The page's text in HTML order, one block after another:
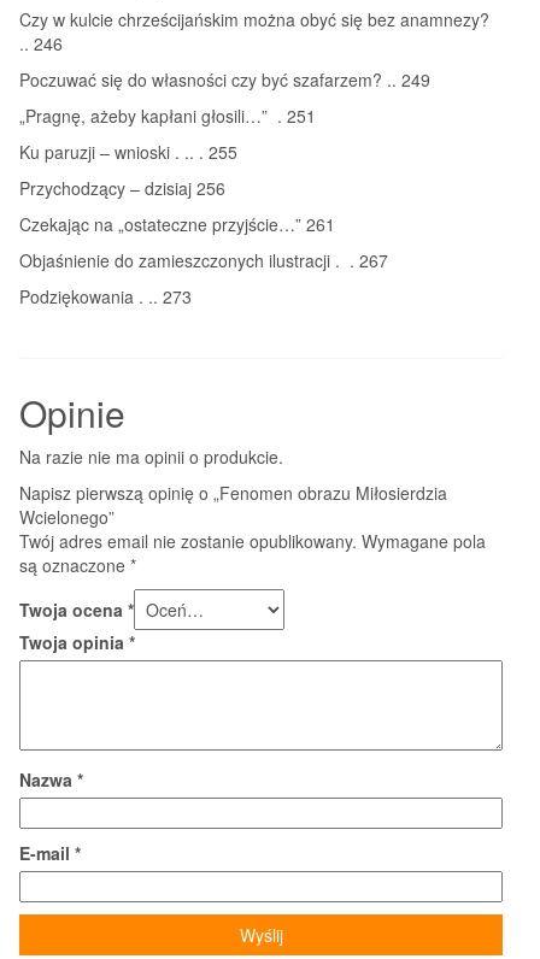
Czy w kulcie chrześcijańskim można obyć się bez anamnezy?
.. 246
Poczuwać się do własności czy być szafarzem? .. 249
„Pragnę, ażeby kapłani głosili…” . 251
Ku paruzji – wnioski . .. . 255
Przychodzący – dzisiaj 256
Czekając na „ostateczne przyjście…” 261
Objaśnienie do zamieszczonych ilustracji . . 267
Podziękowania . .. 273
Opinie
Na razie nie ma opinii o produkcie.
Napisz pierwszą opinię o „Fenomen obrazu Miłosierdzia
Wcielonego”
Twój adres email nie zostanie opublikowany. Wymagane pola
są oznaczone *
Twoja ocena *
Twoja opinia *
Nazwa *
E-mail *